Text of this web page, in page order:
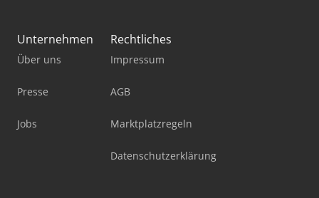
Unternehmen
Über uns
Presse
Jobs
Rechtliches
Impressum
AGB
Marktplatzregeln
Datenschutzerklärung